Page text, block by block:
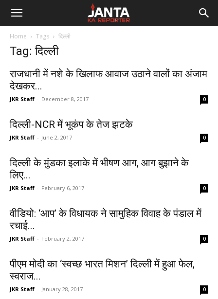
Janta
Reporter
Home Tags दिल्ली
Tag: दिल्ली
राजधानी में नशे के खिलाफ आवाज उठाने वालों का अंजाम
देखकर...
JKR Staff - December 8, 2017 0
दिल्ली-NCR में भूकंप के तेज झटके
JKR Staff - June 2, 2017 0
दिल्ली के मुंडका इलाके में भीषण आग, आग बुझाने के
लिए...
JKR Staff - February 6, 2017 0
वीडियो: ‘आप’ के विधायक ने सामुहिक विवाह के पंडाल में
रचाई...
JKR Staff - February 2, 2017 0
पीएम मोदी का ‘स्वच्छ भारत मिशन’ दिल्ली में हुआ फेल,
स्वराज...
JKR Staff - January 28, 2017 0